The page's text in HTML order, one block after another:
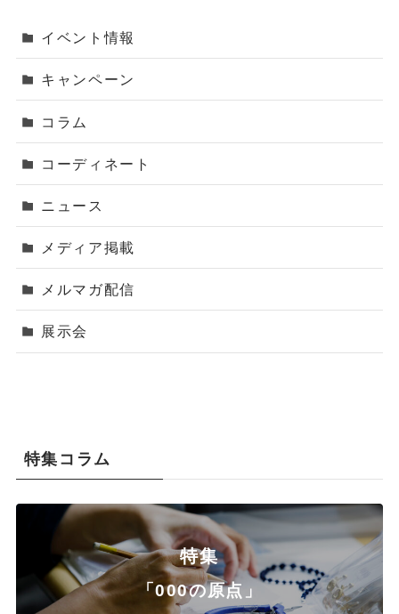
イベント情報
キャンペーン
コラム
コーディネート
ニュース
メディア掲載
メルマガ配信
展示会
特集コラム
特集
「000の原点」